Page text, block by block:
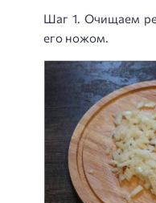
Шаг 1. Очищаем
его ножом.